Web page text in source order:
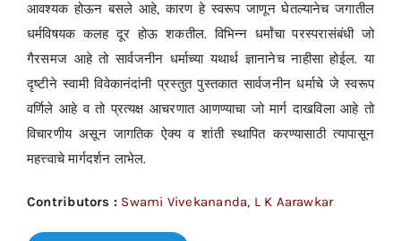
आवश्यक होऊन बसले आहे, कारण हे स्वरूप जाणून घेतल्यानेच जगातील
धर्मविषयक कलह दूर होऊ शकतील. विभिन्न धर्मांचा परस्परासंबंधी जो
गैरसमज आहे तो सार्वजनीन धर्माच्या यथार्थ ज्ञानानेच नाहीसा होईल. या
दृष्टीने स्वामी विवेकानंदांनी प्रस्तुत पुस्तकात सार्वजनीन धर्माचे जे स्वरूप
वर्णिले आहे व तो प्रत्यक्ष आचरणात आणण्याचा जो मार्ग दाखविला आहे तो
विचारणीय असून जागतिक ऐक्य व शांती स्थापित करण्यासाठी त्यापासून
महत्त्वाचे मार्गदर्शन लाभेल.
Contributors : Swami Vivekananda, L K Aarawkar